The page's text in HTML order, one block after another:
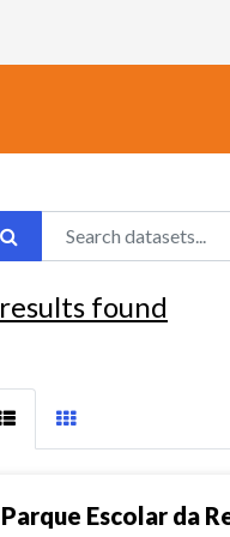
results found
Parque Escolar da